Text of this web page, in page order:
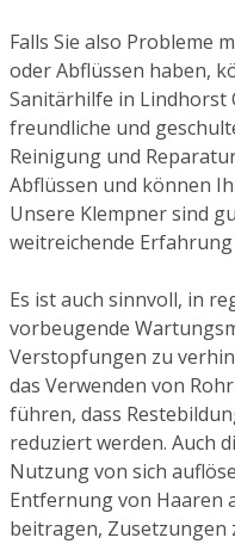
Falls Sie also Probleme
oder Abflüssen haben,
Sanitärhilfe in Lindhorst
freundliche und
Reinigung und
Abflüssen und können
Unsere Klempner sind
weitreichende
Es ist auch sinnvoll, in
vorbeugende
Verstopfungen zu
das Verwenden von
führen, dass
reduziert werden. Auch
Nutzung von sich
Entfernung von Haaren
beitragen, Zusetzungen